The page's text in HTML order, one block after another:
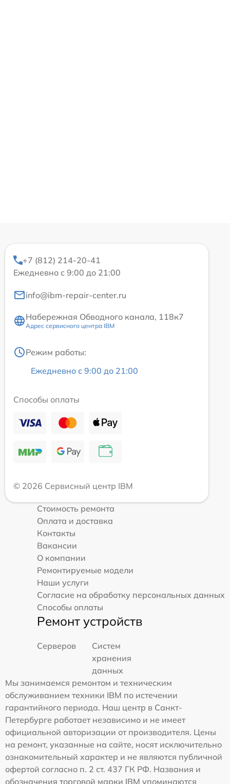
+7 (812) 214-20-41
Ежедневно с 9:00 до 21:00
info@ibm-repair-center.ru
Набережная Обводного канала, 118к7
Адрес сервисного центра IBM
Режим работы:
Ежедневно с 9:00 до 21:00
Способы оплаты
© 2026 Сервисный центр IBM
Стоимость ремонта
Оплата и доставка
Контакты
Вакансии
О компании
Ремонтируемые модели
Наши услуги
Согласие на обработку персональных данных
Способы оплаты
Ремонт устройств
Серверов
Систем
хранения
данных
Мы занимаемся ремонтом и техническим
обслуживанием техники IBM по истечении
гарантийного периода. Наш центр в Санкт-
Петербурге работает независимо и не имеет
официальной авторизации от производителя. Цены
на ремонт, указанные на сайте, носят исключительно
ознакомительный характер и не являются публичной
офертой согласно п. 2 ст. 437 ГК РФ. Названия и
обозначения торговой марки IBM упоминаются